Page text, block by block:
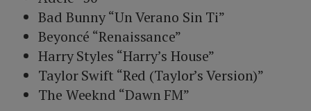
Bad Bunny “Un Verano Sin Ti”
Beyoncé “Renaissance”
Harry Styles “Harry’s House”
Taylor Swift “Red (Taylor’s Version)”
The Weeknd “Dawn FM”